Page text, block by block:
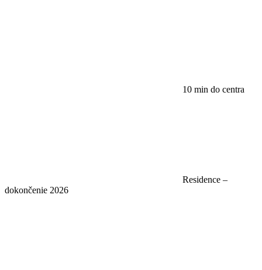
10 min do centra
Residence –
dokončenie 2026